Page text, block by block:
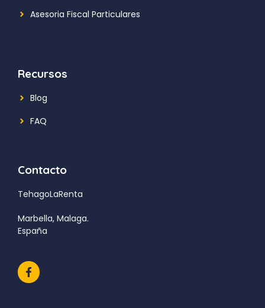
Asesoria Fiscal Particulares
Recursos
Blog
FAQ
Contacto
TehagoLaRenta
Marbella, Malaga.
España